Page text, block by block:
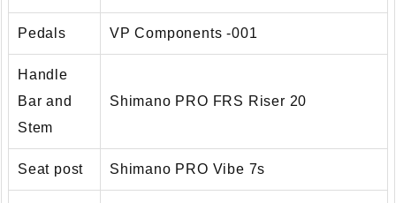
Pedals VP Components -001
Handle
Bar and
Stem
Shimano PRO FRS Riser 20
Seat post Shimano PRO Vibe 7s